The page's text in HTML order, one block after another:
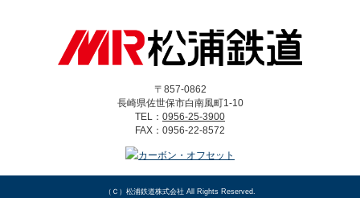
〒857-0862
長崎県佐世保市白南風町1-10
TEL： 0956-25-3900
FAX：0956-22-8572
（Ｃ） 松浦鉄道株式会社 All Rights Reserved.